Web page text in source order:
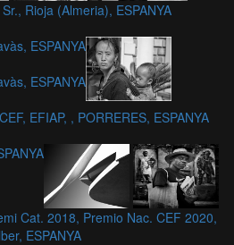
Sr., Rioja (Almeria), ESPANYA
ESPANYA
ESPANYA
EFIAP, , PORRERES, ESPANYA
Cat. 2018, Premio Nac. CEF 2020,
ESPANYA